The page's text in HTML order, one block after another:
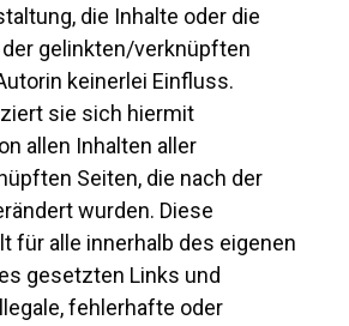
die Inhalte oder die
gelinkten/verknüpften
keinerlei Einfluss.
sie sich hiermit
allen Inhalten aller
Seiten, die nach der
wurden. Diese
für alle innerhalb des eigenen
gesetzten Links und
fehlerhafte oder